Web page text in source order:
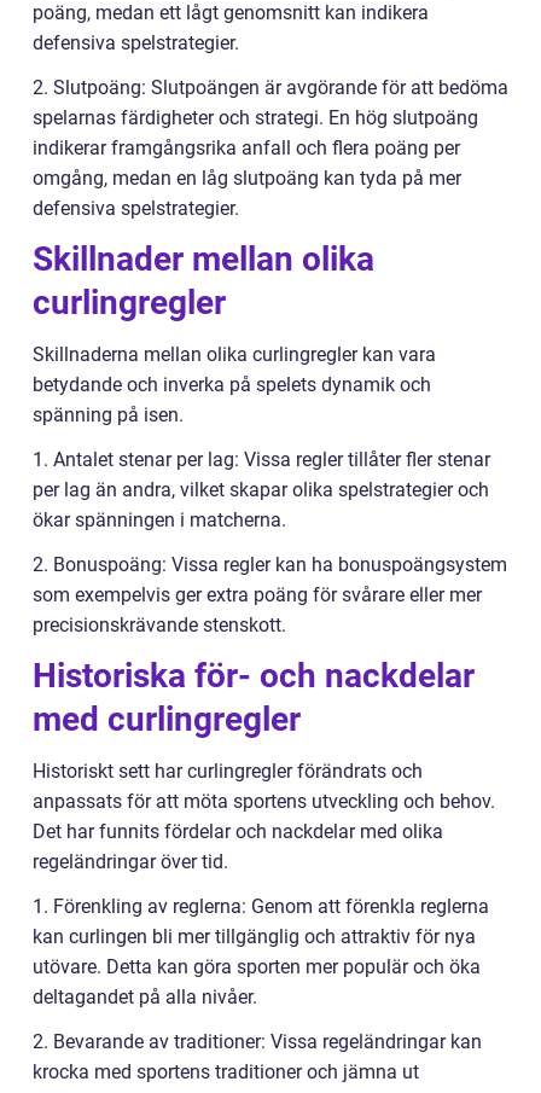
poäng, medan ett lågt genomsnitt kan indikera
defensiva spelstrategier.
2. Slutpoäng: Slutpoängen är avgörande för att bedöma
spelarnas färdigheter och strategi. En hög slutpoäng
indikerar framgångsrika anfall och flera poäng per
omgång, medan en låg slutpoäng kan tyda på mer
defensiva spelstrategier.
Skillnader mellan olika
curlingregler
Skillnaderna mellan olika curlingregler kan vara
betydande och inverka på spelets dynamik och
spänning på isen.
1. Antalet stenar per lag: Vissa regler tillåter fler stenar
per lag än andra, vilket skapar olika spelstrategier och
ökar spänningen i matcherna.
2. Bonuspoäng: Vissa regler kan ha bonuspoängsystem
som exempelvis ger extra poäng för svårare eller mer
precisionskrävande stenskott.
Historiska för- och nackdelar
med curlingregler
Historiskt sett har curlingregler förändrats och
anpassats för att möta sportens utveckling och behov.
Det har funnits fördelar och nackdelar med olika
regeländringar över tid.
1. Förenkling av reglerna: Genom att förenkla reglerna
kan curlingen bli mer tillgänglig och attraktiv för nya
utövare. Detta kan göra sporten mer populär och öka
deltagandet på alla nivåer.
2. Bevarande av traditioner: Vissa regeländringar kan
krocka med sportens traditioner och jämna ut